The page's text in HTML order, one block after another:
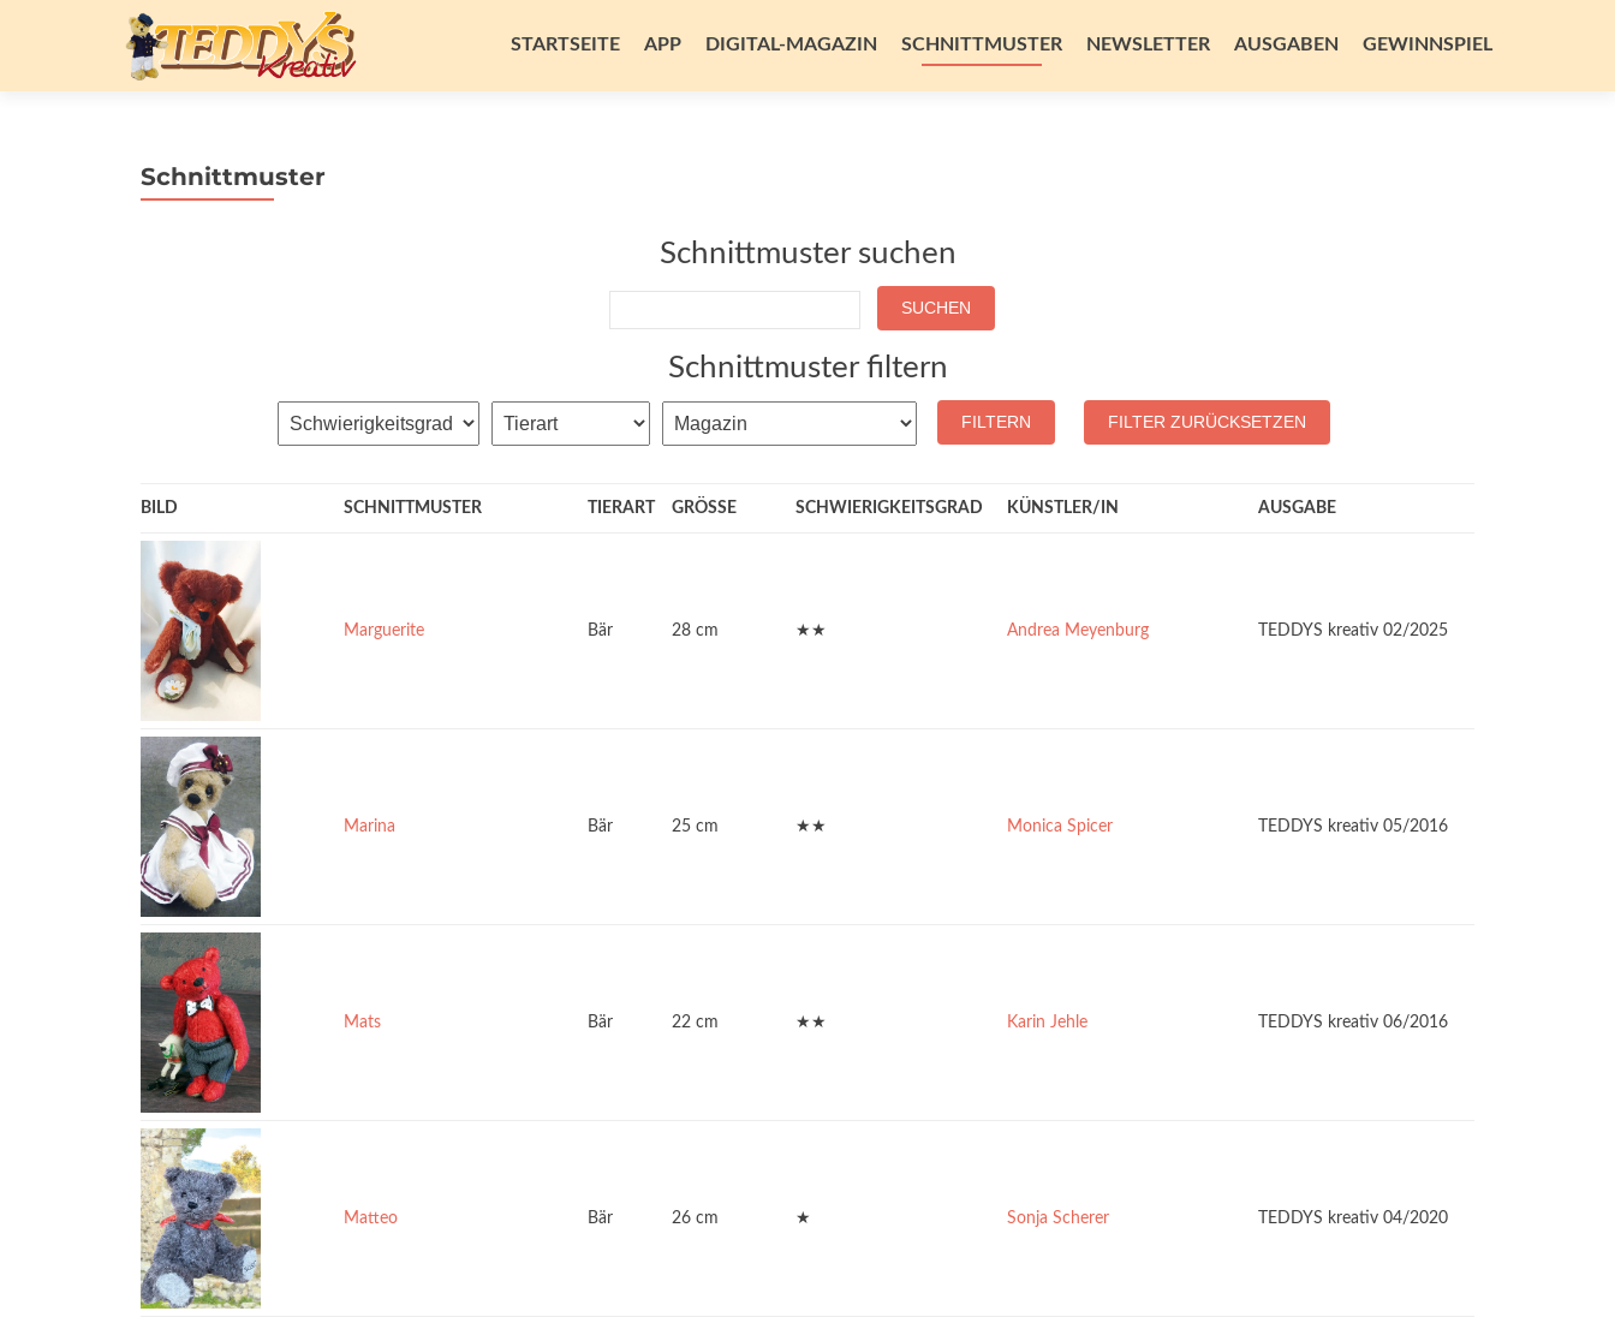
Inhalt
STARTSEITE APP DIGITAL-MAGAZIN SCHNITTMUSTER NEWSLETTER AUSGABEN GEWINNSPIEL
Schnittmuster
Schnittmuster suchen
SUCHEN
Schnittmuster filtern
FILTERN FILTER ZURÜCKSETZEN
BILD SCHNITTMUSTER TIERART GRÖSSE SCHWIERIGKEITSGRAD KÜNSTLER/IN AUSGABE
Marguerite Bär 28 cm ★★ Andrea Meyenburg TEDDYS kreativ 02/2025
Marina Bär 25 cm ★★ Monica Spicer TEDDYS kreativ 05/2016
Mats Bär 22 cm ★★ Karin Jehle TEDDYS kreativ 06/2016
Matteo Bär 26 cm ★ Sonja Scherer TEDDYS kreativ 04/2020